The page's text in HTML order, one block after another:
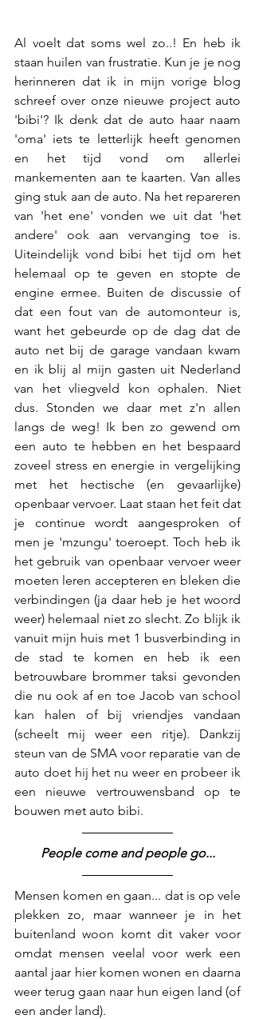
Al voelt dat soms wel zo..! En heb ik
staan huilen van frustratie. Kun je je nog
herinneren dat ik in mijn vorige blog
schreef over onze nieuwe project auto
'bibi'? Ik denk dat de auto haar naam
'oma' iets te letterlijk heeft genomen
en het tijd vond om allerlei
mankementen aan te kaarten. Van alles
ging stuk aan de auto. Na het repareren
van 'het ene' vonden we uit dat 'het
andere' ook aan vervanging toe is.
Uiteindelijk vond bibi het tijd om het
helemaal op te geven en stopte de
engine ermee. Buiten de discussie of
dat een fout van de automonteur is,
want het gebeurde op de dag dat de
auto net bij de garage vandaan kwam
en ik blij al mijn gasten uit Nederland
van het vliegveld kon ophalen. Niet
dus. Stonden we daar met z'n allen
langs de weg! Ik ben zo gewend om
een auto te hebben en het bespaard
zoveel stress en energie in vergelijking
met het hectische (en gevaarlijke)
openbaar vervoer. Laat staan het feit dat
je continue wordt aangesproken of
men je 'mzungu' toeroept. Toch heb ik
het gebruik van openbaar vervoer weer
moeten leren accepteren en bleken die
verbindingen (ja daar heb je het woord
weer) helemaal niet zo slecht. Zo blijk ik
vanuit mijn huis met 1 busverbinding in
de stad te komen en heb ik een
betrouwbare brommer taksi gevonden
die nu ook af en toe Jacob van school
kan halen of bij vriendjes vandaan
(scheelt mij weer een ritje). Dankzij
steun van de SMA voor reparatie van de
auto doet hij het nu weer en probeer ik
een nieuwe vertrouwensband op te
bouwen met auto bibi.
People come and people go...
Mensen komen en gaan... dat is op vele
plekken zo, maar wanneer je in het
buitenland woon komt dit vaker voor
omdat mensen veelal voor werk een
aantal jaar hier komen wonen en daarna
weer terug gaan naar hun eigen land (of
een ander land).